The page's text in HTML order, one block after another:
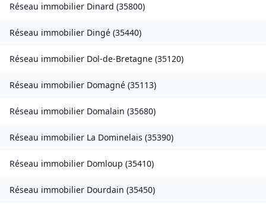
Réseau immobilier Dinard (35800)
Réseau immobilier Dingé (35440)
Réseau immobilier Dol-de-Bretagne (35120)
Réseau immobilier Domagné (35113)
Réseau immobilier Domalain (35680)
Réseau immobilier La Dominelais (35390)
Réseau immobilier Domloup (35410)
Réseau immobilier Dourdain (35450)